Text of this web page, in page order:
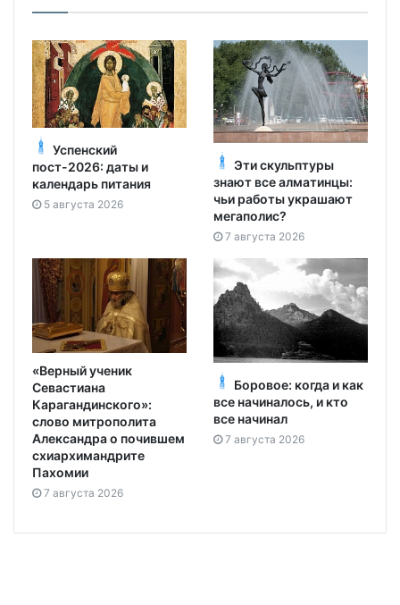
Успенский
пост-2026: даты и
календарь питания
5 августа 2026
Эти скульптуры
знают все алматинцы:
чьи работы украшают
мегаполис?
7 августа 2026
«Верный ученик
Севастиана
Карагандинского»:
слово митрополита
Александра о почившем
схиархимандрите
Пахомии
7 августа 2026
Боровое: когда и как
все начиналось, и кто
все начинал
7 августа 2026